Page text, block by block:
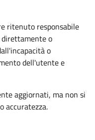
ritenuto responsabile
o
o
dell'utente e
aggiornati, ma non si
accuratezza.